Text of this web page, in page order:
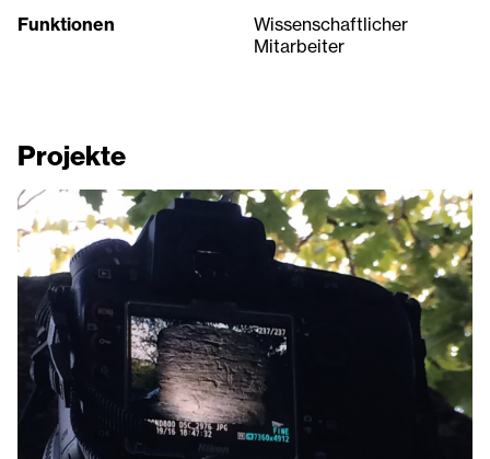
Funktionen
Wissenschaftlicher
Mitarbeiter
Projekte